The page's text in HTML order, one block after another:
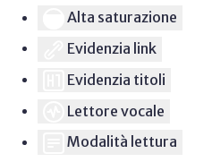
Alta saturazione
Evidenzia link
Evidenzia titoli
Lettore vocale
Modalità lettura